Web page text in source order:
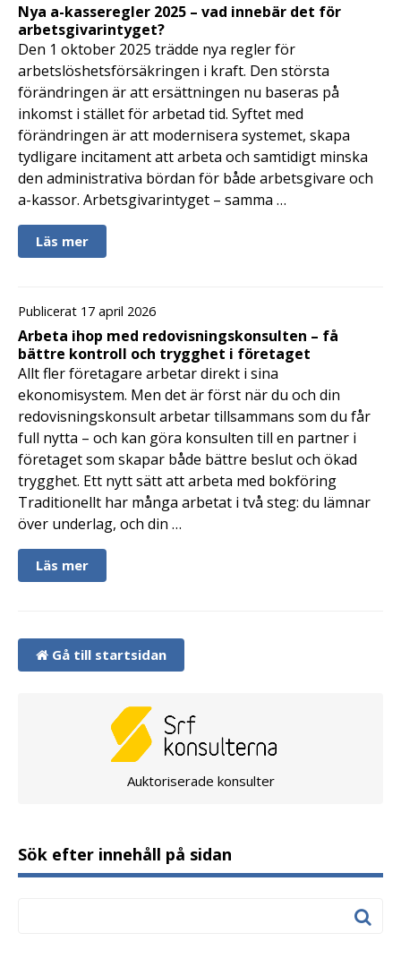
Nya a-kasseregler 2025 – vad innebär det för
arbetsgivarintyget?
Den 1 oktober 2025 trädde nya regler för
arbetslöshetsförsäkringen i kraft. Den största
förändringen är att ersättningen nu baseras på
inkomst i stället för arbetad tid. Syftet med
förändringen är att modernisera systemet, skapa
tydligare incitament att arbeta och samtidigt minska
den administrativa bördan för både arbetsgivare och
a-kassor. Arbetsgivarintyget – samma …
Läs mer
Publicerat 17 april 2026
Arbeta ihop med redovisningskonsulten – få
bättre kontroll och trygghet i företaget
Allt fler företagare arbetar direkt i sina
ekonomisystem. Men det är först när du och din
redovisningskonsult arbetar tillsammans som du får
full nytta – och kan göra konsulten till en partner i
företaget som skapar både bättre beslut och ökad
trygghet. Ett nytt sätt att arbeta med bokföring
Traditionellt har många arbetat i två steg: du lämnar
över underlag, och din …
Läs mer
Gå till startsidan
Auktoriserade konsulter
Sök efter innehåll på sidan